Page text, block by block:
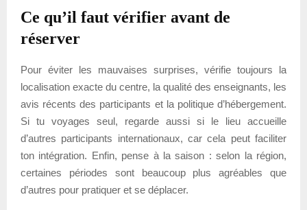
Ce qu’il faut vérifier avant de
réserver
Pour éviter les mauvaises surprises, vérifie toujours la
localisation exacte du centre, la qualité des enseignants, les
avis récents des participants et la politique d’hébergement.
Si tu voyages seul, regarde aussi si le lieu accueille
d’autres participants internationaux, car cela peut faciliter
ton intégration. Enfin, pense à la saison : selon la région,
certaines périodes sont beaucoup plus agréables que
d’autres pour pratiquer et se déplacer.